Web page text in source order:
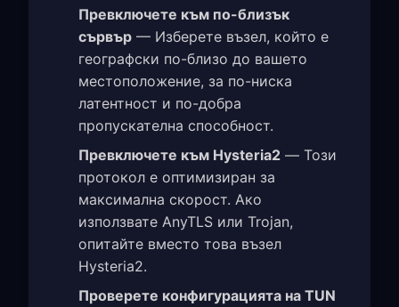
Превключете към по-близък
сървър — Изберете възел, който е
географски по-близо до вашето
местоположение, за по-ниска
латентност и по-добра
пропускателна способност.
Превключете към Hysteria2 — Този
протокол е оптимизиран за
максимална скорост. Ако
използвате AnyTLS или Trojan,
опитайте вместо това възел
Hysteria2.
Проверете конфигурацията на TUN